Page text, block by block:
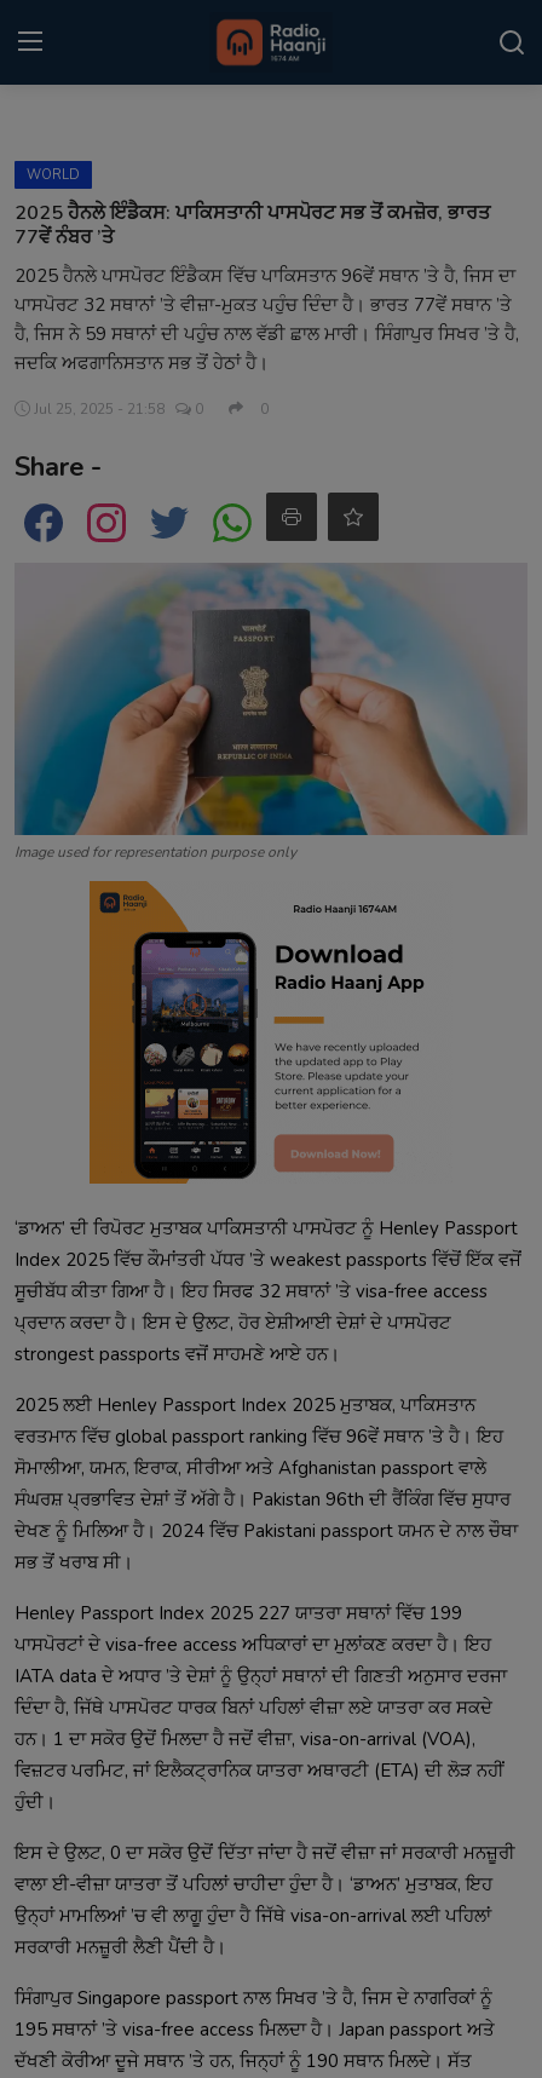
Home
Kitaab Kahani
Gallery
Sponsors
Matrimonial
Event
WORLD
2025 ਹੈਨਲੇ ਇੰਡੈਕਸ: ਪਾਕਿਸਤਾਨੀ ਪਾਸਪੋਰਟ ਸਭ ਤੋਂ ਕਮਜ਼ੋਰ, ਭਾਰਤ
77ਵੇਂ ਨੰਬਰ ’ਤੇ
2025 ਹੈਨਲੇ ਪਾਸਪੋਰਟ ਇੰਡੈਕਸ ਵਿੱਚ ਪਾਕਿਸਤਾਨ 96ਵੇਂ ਸਥਾਨ ’ਤੇ ਹੈ, ਜਿਸ ਦਾ
ਪਾਸਪੋਰਟ 32 ਸਥਾਨਾਂ ’ਤੇ ਵੀਜ਼ਾ-ਮੁਕਤ ਪਹੁੰਚ ਦਿੰਦਾ ਹੈ। ਭਾਰਤ 77ਵੇਂ ਸਥਾਨ ’ਤੇ
ਹੈ, ਜਿਸ ਨੇ 59 ਸਥਾਨਾਂ ਦੀ ਪਹੁੰਚ ਨਾਲ ਵੱਡੀ ਛਾਲ ਮਾਰੀ। ਸਿੰਗਾਪੁਰ ਸਿਖਰ ’ਤੇ ਹੈ,
ਜਦਕਿ ਅਫਗਾਨਿਸਤਾਨ ਸਭ ਤੋਂ ਹੇਠਾਂ ਹੈ।
Jul 25, 2025 - 21:58 0 0
Share -
Image used for representation purpose only
‘ਡਾਅਨ’ ਦੀ ਰਿਪੋਰਟ ਮੁਤਾਬਕ ਪਾਕਿਸਤਾਨੀ ਪਾਸਪੋਰਟ ਨੂੰ Henley Passport
Index 2025 ਵਿੱਚ ਕੌਮਾਂਤਰੀ ਪੱਧਰ ’ਤੇ weakest passports ਵਿੱਚੋਂ ਇੱਕ ਵਜੋਂ
ਸੂਚੀਬੱਧ ਕੀਤਾ ਗਿਆ ਹੈ। ਇਹ ਸਿਰਫ 32 ਸਥਾਨਾਂ ’ਤੇ visa-free access
ਪ੍ਰਦਾਨ ਕਰਦਾ ਹੈ। ਇਸ ਦੇ ਉਲਟ, ਹੋਰ ਏਸ਼ੀਆਈ ਦੇਸ਼ਾਂ ਦੇ ਪਾਸਪੋਰਟ
strongest passports ਵਜੋਂ ਸਾਹਮਣੇ ਆਏ ਹਨ।
2025 ਲਈ Henley Passport Index 2025 ਮੁਤਾਬਕ, ਪਾਕਿਸਤਾਨ
ਵਰਤਮਾਨ ਵਿੱਚ global passport ranking ਵਿੱਚ 96ਵੇਂ ਸਥਾਨ ’ਤੇ ਹੈ। ਇਹ
ਸੋਮਾਲੀਆ, ਯਮਨ, ਇਰਾਕ, ਸੀਰੀਆ ਅਤੇ Afghanistan passport ਵਾਲੇ
ਸੰਘਰਸ਼ ਪ੍ਰਭਾਵਿਤ ਦੇਸ਼ਾਂ ਤੋਂ ਅੱਗੇ ਹੈ। Pakistan 96th ਦੀ ਰੈਂਕਿੰਗ ਵਿੱਚ ਸੁਧਾਰ
ਦੇਖਣ ਨੂੰ ਮਿਲਿਆ ਹੈ। 2024 ਵਿੱਚ Pakistani passport ਯਮਨ ਦੇ ਨਾਲ ਚੌਥਾ
ਸਭ ਤੋਂ ਖਰਾਬ ਸੀ।
Henley Passport Index 2025 227 ਯਾਤਰਾ ਸਥਾਨਾਂ ਵਿੱਚ 199
ਪਾਸਪੋਰਟਾਂ ਦੇ visa-free access ਅਧਿਕਾਰਾਂ ਦਾ ਮੁਲਾਂਕਣ ਕਰਦਾ ਹੈ। ਇਹ
IATA data ਦੇ ਅਧਾਰ ’ਤੇ ਦੇਸ਼ਾਂ ਨੂੰ ਉਨ੍ਹਾਂ ਸਥਾਨਾਂ ਦੀ ਗਿਣਤੀ ਅਨੁਸਾਰ ਦਰਜਾ
ਦਿੰਦਾ ਹੈ, ਜਿੱਥੇ ਪਾਸਪੋਰਟ ਧਾਰਕ ਬਿਨਾਂ ਪਹਿਲਾਂ ਵੀਜ਼ਾ ਲਏ ਯਾਤਰਾ ਕਰ ਸਕਦੇ
ਹਨ। 1 ਦਾ ਸਕੋਰ ਉਦੋਂ ਮਿਲਦਾ ਹੈ ਜਦੋਂ ਵੀਜ਼ਾ, visa-on-arrival (VOA),
ਵਿਜ਼ਟਰ ਪਰਮਿਟ, ਜਾਂ ਇਲੈਕਟ੍ਰਾਨਿਕ ਯਾਤਰਾ ਅਥਾਰਟੀ (ETA) ਦੀ ਲੋੜ ਨਹੀਂ
ਹੁੰਦੀ।
ਇਸ ਦੇ ਉਲਟ, 0 ਦਾ ਸਕੋਰ ਉਦੋਂ ਦਿੱਤਾ ਜਾਂਦਾ ਹੈ ਜਦੋਂ ਵੀਜ਼ਾ ਜਾਂ ਸਰਕਾਰੀ ਮਨਜ਼ੂਰੀ
ਵਾਲਾ ਈ-ਵੀਜ਼ਾ ਯਾਤਰਾ ਤੋਂ ਪਹਿਲਾਂ ਚਾਹੀਦਾ ਹੁੰਦਾ ਹੈ। ‘ਡਾਅਨ’ ਮੁਤਾਬਕ, ਇਹ
ਉਨ੍ਹਾਂ ਮਾਮਲਿਆਂ ’ਚ ਵੀ ਲਾਗੂ ਹੁੰਦਾ ਹੈ ਜਿੱਥੇ visa-on-arrival ਲਈ ਪਹਿਲਾਂ
ਸਰਕਾਰੀ ਮਨਜ਼ੂਰੀ ਲੈਣੀ ਪੈਂਦੀ ਹੈ।
ਸਿੰਗਾਪੁਰ Singapore passport ਨਾਲ ਸਿਖਰ ’ਤੇ ਹੈ, ਜਿਸ ਦੇ ਨਾਗਰਿਕਾਂ ਨੂੰ
195 ਸਥਾਨਾਂ ’ਤੇ visa-free access ਮਿਲਦਾ ਹੈ। Japan passport ਅਤੇ
ਦੱਖਣੀ ਕੋਰੀਆ ਦੂਜੇ ਸਥਾਨ ’ਤੇ ਹਨ, ਜਿਨ੍ਹਾਂ ਨੂੰ 190 ਸਥਾਨ ਮਿਲਦੇ। ਸੱਤ